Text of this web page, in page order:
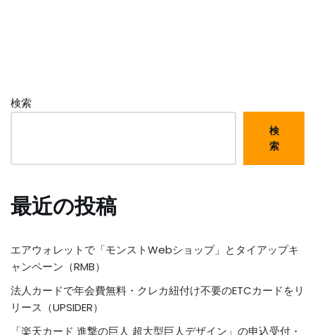
検索
検
索
最近の投稿
エアウォレットで「モンストWebショップ」とタイアップキ
ャンペーン（RMB）
法人カードで年会費無料・クレカ紐付け不要のETCカードをリ
リース（UPSIDER）
「楽天カード 進撃の巨人 超大型巨人デザイン」の申込受付・